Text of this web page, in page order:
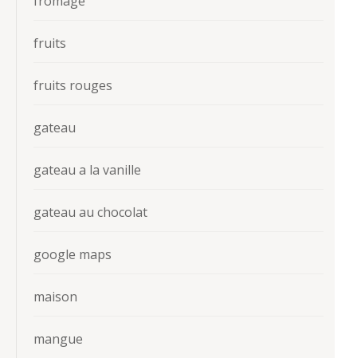
fruits
fruits rouges
gateau
gateau a la vanille
gateau au chocolat
google maps
maison
mangue